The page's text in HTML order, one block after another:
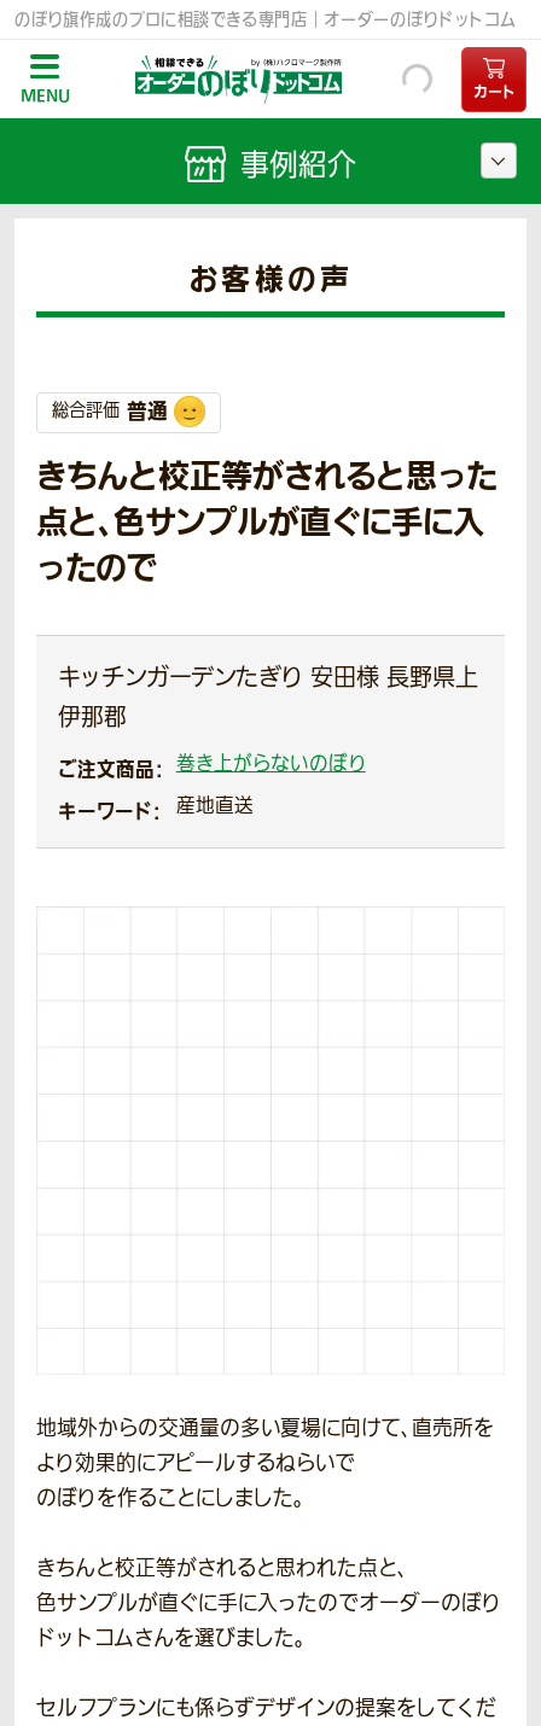
のぼり旗作成のプロに相談できる専門店｜オーダーのぼりドットコム
MENU カート
お客様の声
総合評価 普通
きちんと校正等がされると思った
点と、色サンプルが直ぐに手に入
ったので
キッチンガーデンたぎり 安田様 長野県上
伊那郡
ご注文商品： 巻き上がらないのぼり
キーワード： 産地直送
地域外からの交通量の多い夏場に向けて、直売所を
より効果的にアピールするねらいで
のぼりを作ることにしました。
きちんと校正等がされると思われた点と、
色サンプルが直ぐに手に入ったのでオーダーのぼり
ドットコムさんを選びました。
セルフプランにも係らずデザインの提案をしてくだ
事例紹介